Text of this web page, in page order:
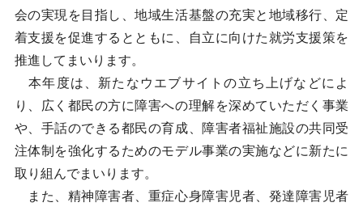
会の実現を目指し、地域生活基盤の充実と地域移行、定
着支援を促進するとともに、自立に向けた就労支援策を
推進してまいります。
本年度は、新たなウエブサイトの立ち上げなどによ
り、広く都民の方に障害への理解を深めていただく事業
や、手話のできる都民の育成、障害者福祉施設の共同受
注体制を強化するためのモデル事業の実施などに新たに
取り組んでまいります。
また、精神障害者、重症心身障害児者、発達障害児者